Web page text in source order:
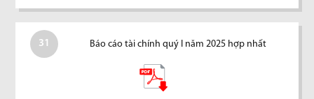
31 Báo cáo tài chính quý I năm 2025 hợp nhất